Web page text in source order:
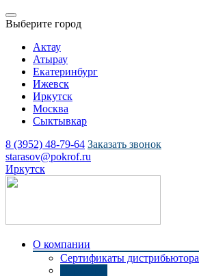
Выберите город
Актау
Атырау
Екатеринбург
Ижевск
Иркутск
Москва
Сыктывкар
8 (3952) 48-79-64 Заказать звонок
starasov@pokrof.ru
Иркутск
О компании
Сертификаты дистрибьютора